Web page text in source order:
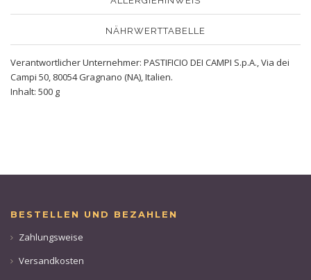
NÄHRWERTTABELLE
Verantwortlicher Unternehmer: PASTIFICIO DEI CAMPI S.p.A., Via dei
Campi 50, 80054 Gragnano (NA), Italien.
Inhalt: 500 g
BESTELLEN UND BEZAHLEN
Zahlungsweise
Versandkosten